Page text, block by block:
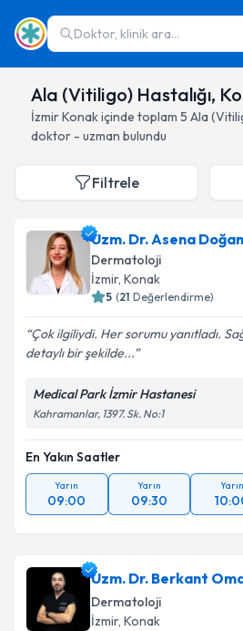
Doktor, klinik ara...
Ala (Vitiligo) Hastalığı,
İzmirKonakiçinde toplam 5 Ala
doktor - uzman bulundu
Filtrele
Uzm. Dr. Asena Doğan
Dermatoloji
İzmir, Konak
5 (21 Değerlendirme)
Çok ilgiliydi. Her sorumu yanıtladı.
detaylı bir şekilde...
Medical Park İzmir Hastanesi
Kahramanlar, 1397. Sk. No:1
En Yakın Saatler
Yarın
09:00
Yarın
09:30
Yarın
Uzm. Dr. Berkant
Dermatoloji
İzmir, Konak